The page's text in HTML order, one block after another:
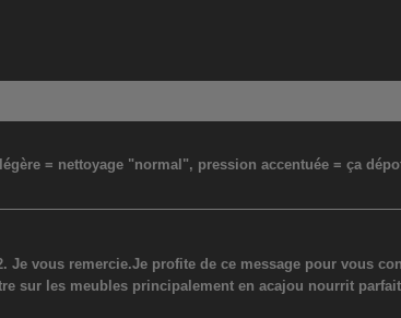
= nettoyage "normal", pression accentuée = ça
Je vous remercie.Je profite de ce message pour vous
sur les meubles principalement en acajou nourrit